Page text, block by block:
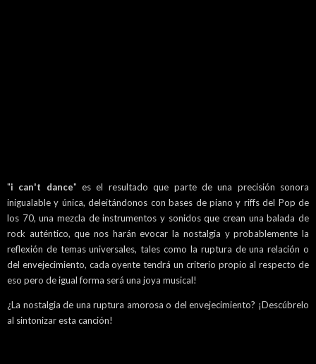
"i can't dance" es el resultado que parte de una precisión sonora
inigualable y única, deleitándonos con bases de piano y riffs del Pop de
los 70, una mezcla de instrumentos y sonidos que crean una balada de
rock auténtico, que nos harán evocar la nostalgia y probablemente la
reflexión de temas universales, tales como la ruptura de una relación o
del envejecimiento, cada oyente tendrá un criterio propio al respecto de
eso pero de igual forma será una joya musical!
¿La nostalgia de una ruptura amorosa o del envejecimiento? ¡Descúbrelo
al sintonizar esta canción!